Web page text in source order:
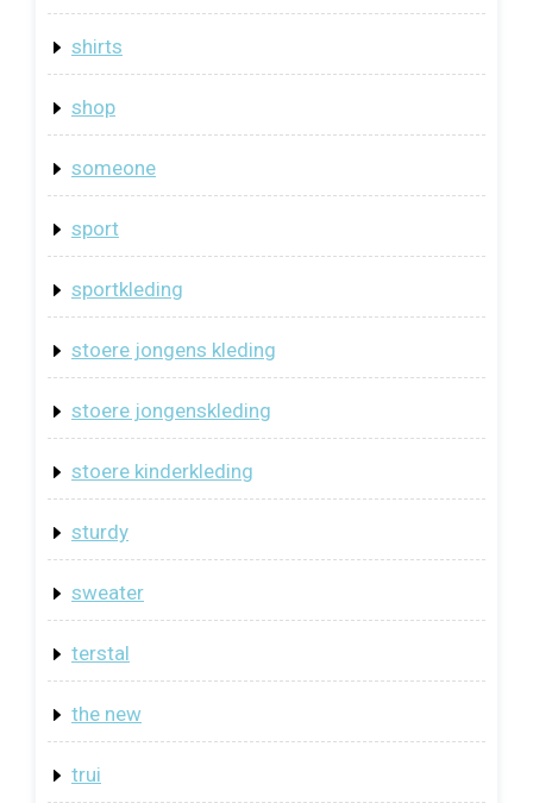
shirts
shop
someone
sport
sportkleding
stoere jongens kleding
stoere jongenskleding
stoere kinderkleding
sturdy
sweater
terstal
the new
trui